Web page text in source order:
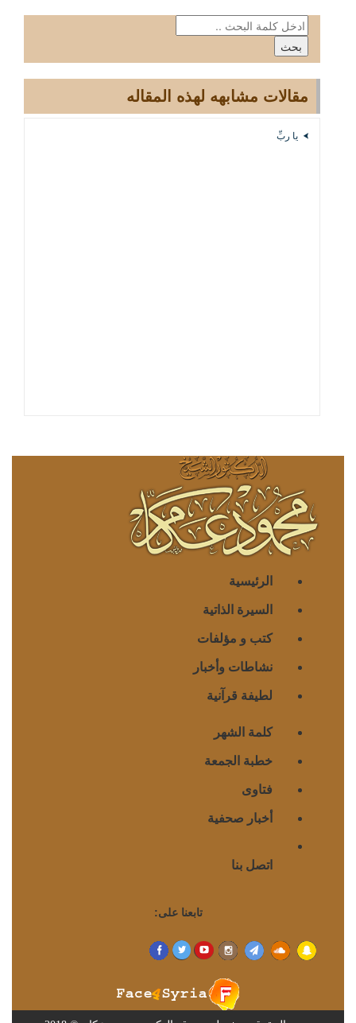
مقالات مشابهه لهذه المقاله
يا ربِّ
الرئيسية
السيرة الذاتية
كتب و مؤلفات
نشاطات وأخبار
لطيفة قرآنية
كلمة الشهر
خطبة الجمعة
فتاوى
أخبار صحفية
اتصل بنا
تابعنا على: